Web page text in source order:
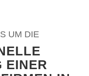
UM DIE
EINER